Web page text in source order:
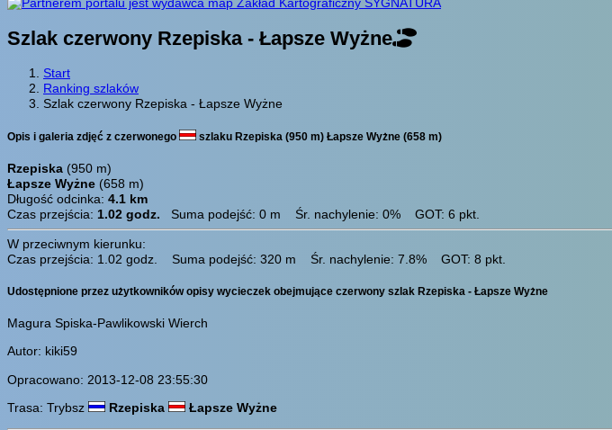
Szlak czerwony Rzepiska - Łapsze Wyżne
Start
Ranking szlaków
Szlak czerwony Rzepiska - Łapsze Wyżne
Opis i galeria zdjęć z czerwonego szlaku Rzepiska (950 m) Łapsze Wyżne (658 m)
Rzepiska (950 m)
Łapsze Wyżne (658 m)
Długość odcinka: 4.1 km
Czas przejścia: 1.02 godz. Suma podejść: 0 m Śr. nachylenie: 0% GOT: 6 pkt.
W przeciwnym kierunku:
Czas przejścia: 1.02 godz. Suma podejść: 320 m Śr. nachylenie: 7.8% GOT: 8 pkt.
Udostępnione przez użytkowników opisy wycieczek obejmujące czerwony szlak Rzepiska - Łapsze Wyżne
Magura Spiska-Pawlikowski Wierch
Autor: kiki59
Opracowano: 2013-12-08 23:55:30
Trasa: Trybsz
Rzepiska Łapsze Wyżne